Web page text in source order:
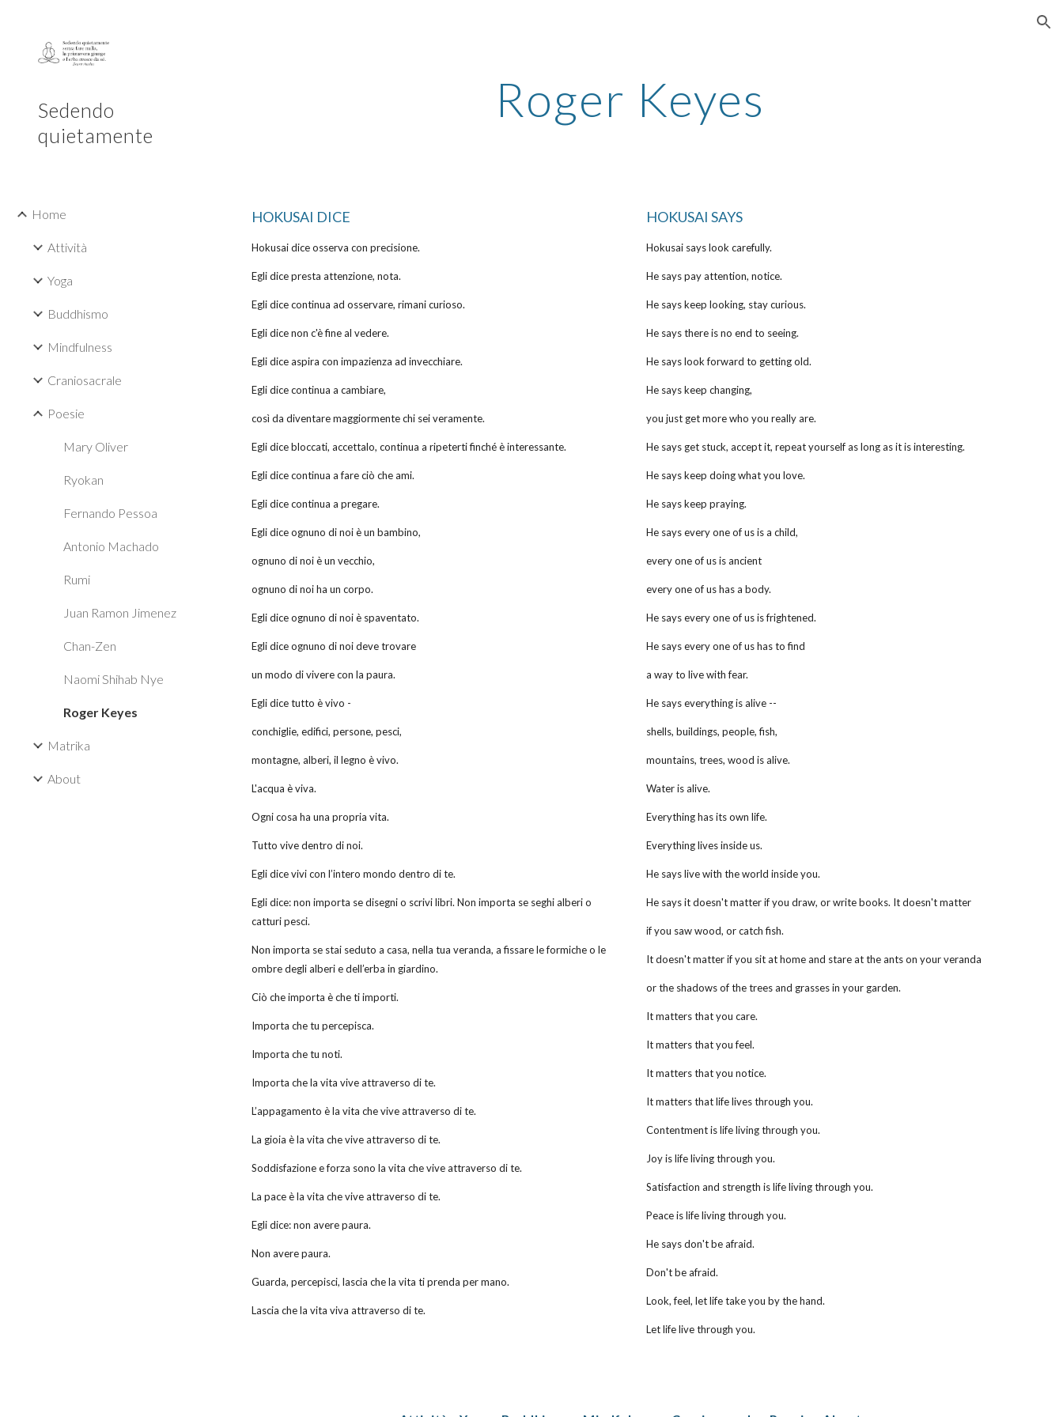
Sedendo
quietamente
Home
Attività
Yoga
Buddhismo
Mindfulness
Craniosacrale
Poesie
Mary Oliver
Ryokan
Fernando Pessoa
Antonio Machado
Rumi
Juan Ramon Jimenez
Chan-Zen
Naomi Shihab Nye
Roger Keyes
Matrika
About
Roger Keyes
HOKUSAI DICE
Hokusai dice osserva con precisione.
Egli dice presta attenzione, nota.
Egli dice continua ad osservare, rimani curioso.
Egli dice non c'è fine al vedere.
Egli dice aspira con impazienza ad invecchiare.
Egli dice continua a cambiare,
così da diventare maggiormente chi sei veramente.
Egli dice bloccati, accettalo, continua a ripeterti finché è interessante.
Egli dice continua a fare ciò che ami.
Egli dice continua a pregare.
Egli dice ognuno di noi è un bambino,
ognuno di noi è un vecchio,
ognuno di noi ha un corpo.
Egli dice ognuno di noi è spaventato.
Egli dice ognuno di noi deve trovare
un modo di vivere con la paura.
Egli dice tutto è vivo -
conchiglie, edifici, persone, pesci,
montagne, alberi, il legno è vivo.
L'acqua è viva.
Ogni cosa ha una propria vita.
Tutto vive dentro di noi.
Egli dice vivi con l’intero mondo dentro di te.
Egli dice: non importa se disegni o scrivi libri. Non importa se seghi alberi o
catturi pesci.
Non importa se stai seduto a casa, nella tua veranda, a fissare le formiche o le
ombre degli alberi e dell’erba in giardino.
Ciò che importa è che ti importi.
Importa che tu percepisca.
Importa che tu noti.
Importa che la vita vive attraverso di te.
L’appagamento è la vita che vive attraverso di te.
La gioia è la vita che vive attraverso di te.
Soddisfazione e forza sono la vita che vive attraverso di te.
La pace è la vita che vive attraverso di te.
Egli dice: non avere paura.
Non avere paura.
Guarda, percepisci, lascia che la vita ti prenda per mano.
Lascia che la vita viva attraverso di te.
HOKUSAI SAYS
Hokusai says look carefully.
He says pay attention, notice.
He says keep looking, stay curious.
He says there is no end to seeing.
He says look forward to getting old.
He says keep changing,
you just get more who you really are.
He says get stuck, accept it, repeat yourself as long as it is interesting.
He says keep doing what you love.
He says keep praying.
He says every one of us is a child,
every one of us is ancient
every one of us has a body.
He says every one of us is frightened.
He says every one of us has to find
a way to live with fear.
He says everything is alive --
shells, buildings, people, fish,
mountains, trees, wood is alive.
Water is alive.
Everything has its own life.
Everything lives inside us.
He says live with the world inside you.
He says it doesn't matter if you draw, or write books. It doesn't matter
if you saw wood, or catch fish.
It doesn't matter if you sit at home and stare at the ants on your veranda
or the shadows of the trees and grasses in your garden.
It matters that you care.
It matters that you feel.
It matters that you notice.
It matters that life lives through you.
Contentment is life living through you.
Joy is life living through you.
Satisfaction and strength is life living through you.
Peace is life living through you.
He says don't be afraid.
Don't be afraid.
Look, feel, let life take you by the hand.
Let life live through you.